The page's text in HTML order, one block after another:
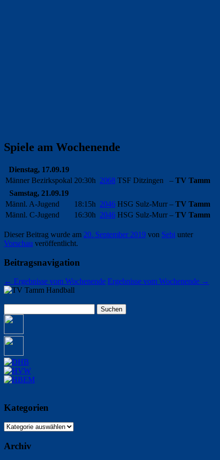
Spiele am Wochenende
Dienstag, 17.09.19
Männer Bezirkspokal 20:30h 2068 TSF Ditzingen – TV Tamm
Samstag, 21.09.19
Männl. A-Jugend
18:15h 2046 HSG Sulz-Murr – TV Tamm
Männl. C-Jugend
16:30h 2046 HSG Sulz-Murr – TV Tamm
Dieser Beitrag wurde am 20. September 2019 von Sebi unter
Vorschau veröffentlicht.
Beitragsnavigation
← Ergebnisse vom Wochenende Ergebnisse vom Wochenende →
nach:
Kategorien
Kategorien
Archiv